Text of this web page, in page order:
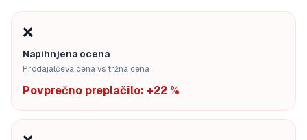
❌
Napihnjena ocena
Prodajalčeva cena vs tržna cena
Povprečno preplačilo: +22 %